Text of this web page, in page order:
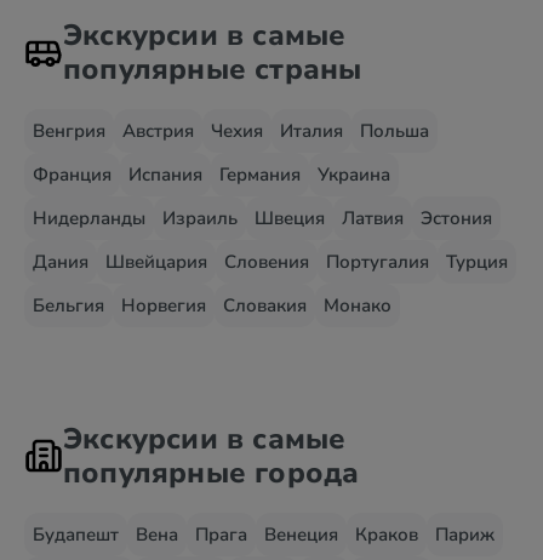
Экскурсии в самые
популярные страны
Венгрия Австрия Чехия Италия
Польша
Франция
Испания Германия
Украина
Нидерланды
Израиль Швеция Латвия
Эстония
Дания
Швейцария Словения Португалия
Турция
Бельгия
Норвегия Словакия Монако
Экскурсии в самые
популярные города
Будапешт Вена Прага Венеция Краков
Париж